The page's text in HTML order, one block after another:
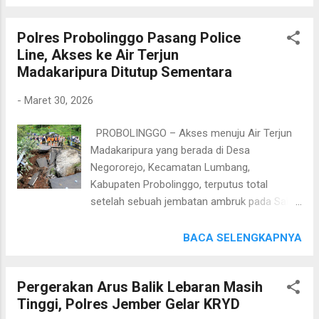
sampai jatuh. Serta tersangka jug...
As SDM Kapolri Irjen Pol. Dr. Anwar, S.I.K.,
M.Si. Dalam peninjauan tersebut, Wakapolri
melakukan pengecekan langsung terhadap
metode Nusantara Standardized Test (NST).
kemampuan peserta secara objektif, adaptif,
dan presisi berbasis standar nasional dan
internasional. Sebanyak 399 siswa terbaik
dari 28 provinsi tercatat mengikuti seleksi
terpusat ini. Seluruh peserta telah diterima
difasilitasi penginapan di Mess Werving
Polres Probolinggo Pasang Police
Line, Akses ke Air Terjun
Madakaripura Ditutup Sementara
- Maret 30, 2026
PROBOLINGGO – Akses menuju Air Terjun
Madakaripura yang berada di Desa
Negororejo, Kecamatan Lumbang,
Kabupaten Probolinggo, terputus total
setelah sebuah jembatan ambruk pada Sabtu
Peristiwa tersebut diduga dipicu oleh
malam. Polres Probolinggo Polda Jatim
segera mengambil langkah pengamanan
BACA SELENGKAPNYA
Pergerakan Arus Balik Lebaran Masih
Tinggi, Polres Jember Gelar KRYD